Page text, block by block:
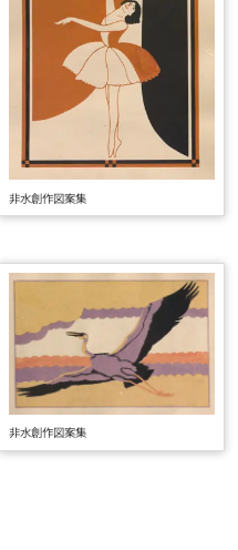
非水創作図案集
非水創作図案集